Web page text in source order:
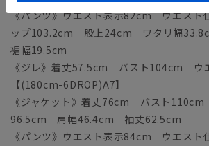
《パンツ》ウエスト表示82cm ウエス
ップ103.2cm 股上24cm ワタリ幅
裾幅19.5cm
《ジレ》着丈57.5cm バスト104cm ウ
【(180cm-6DROP)A7】
《ジャケット》着丈76cm バスト
96.5cm 肩幅46.4cm 袖丈62.5cm
《パンツ》ウエスト表示84cm ウエス